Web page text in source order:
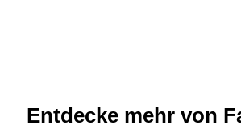
Entdecke mehr von